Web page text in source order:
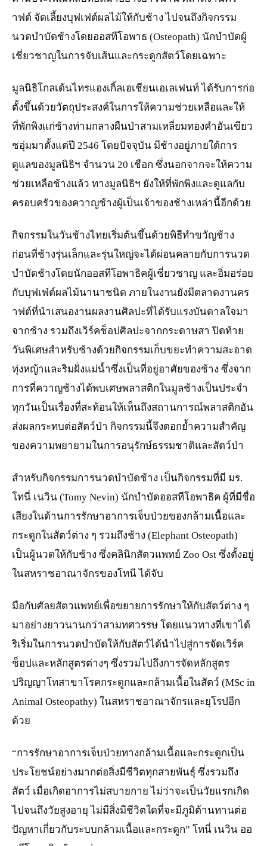
าฟต์ จัดเลี้ยงบุฟเฟต์ผลไม้ให้กับช้าง ไปจนถึงกิจกรรม
นวดบำบัดช้างโดยออสทีโอพาธ (Osteopath) นักบำบัดผู้
เชี่ยวชาญในการจับเส้นและกระดูกสัตว์โดยเฉพาะ
มูลนิธิโกลเด้นไทรแองเกิ้ลเอเชียนเอเลเฟนท์ ได้รับการก่อ
ตั้งขึ้นด้วยวัตถุประสงค์ในการให้ความช่วยเหลือและให้
ที่พักพิงแก่ช้างท่ามกลางผืนป่าสามเหลี่ยมทองคำอันเขียว
ชอุ่มมาตั้งแต่ปี 2546 โดยปัจจุบัน มีช้างอยู่ภายใต้การ
ดูแลของมูลนิธิฯ จำนวน 20 เชือก ซึ่งนอกจากจะให้ความ
ช่วยเหลือช้างแล้ว ทางมูลนิธิฯ ยังให้ที่พักพิงและดูแลกับ
ครอบครัวของควาญช้างผู้เป็นเจ้าของช้างเหล่านี้อีกด้วย
กิจกรรมในวันช้างไทยเริ่มต้นขึ้นด้วยพิธีทำขวัญช้าง
ก่อนที่ช้างรุ่นเล็กและรุ่นใหญ่จะได้ผ่อนคลายกับการนวด
บำบัดช้างโดยนักออสทีโอพาธิคผู้เชี่ยวชาญ และอิ่มอร่อย
กับบุฟเฟ่ต์ผลไม้นานาชนิด ภายในงานยังมีตลาดงานคร
าฟต์ที่นำเสนองานผลงานศิลปะที่ได้รับแรงบันดาลใจมา
จากช้าง รวมถึงเวิร์คช็อปศิลปะจากกระดาษสา ปิดท้าย
วันพิเศษสำหรับช้างด้วยกิจกรรมเก็บขยะทำความสะอาด
ทุ่งหญ้าและริมฝั่งแม่น้ำซึ่งเป็นที่อยู่อาศัยของช้าง ซึ่งจาก
การที่ควาญช้างได้พบเศษพลาสติกในมูลช้างเป็นประจำ
ทุกวันเป็นเรื่องที่สะท้อนให้เห็นถึงสถานการณ์พลาสติกอัน
ส่งผลกระทบต่อสัตว์ป่า กิจกรรมนี้จึงตอกย้ำความสำคัญ
ของความพยายามในการอนุรักษ์ธรรมชาติและสัตว์ป่า
สำหรับกิจกรรมการนวดบำบัดช้าง เป็นกิจกรรมที่มี มร.
โทนี่ เนวิน (Tomy Nevin) นักบำบัดออสทีโอพาธิค ผู้ที่มีชื่อ
เสียงในด้านการรักษาอาการเจ็บป่วยของกล้ามเนื้อและ
กระดูกในสัตว์ต่าง ๆ รวมถึงช้าง (Elephant Osteopath)
เป็นผู้นวดให้กับช้าง ซึ่งคลินิกสัตวแพทย์ Zoo Ost ซึ่งตั้งอยู่
ในสหราชอาณาจักรของโทนี ได้จับ
มือกับศัลยสัตวแพทย์เพื่อขยายการรักษาให้กับสัตว์ต่าง ๆ
มาอย่างยาวนานกว่าสามทศวรรษ โดยแนวทางที่เขาได้
ริเริ่มในการนวดบำบัดให้กับสัตว์ได้นำไปสู่การจัดเวิร์ค
ช็อปและหลักสูตรต่างๆ ซึ่งรวมไปถึงการจัดหลักสูตร
ปริญญาโทสาขาโรคกระดูกและกล้ามเนื้อในสัตว์ (MSc in
Animal Osteopathy) ในสหราชอาณาจักรและยุโรปอีก
ด้วย
“การรักษาอาการเจ็บป่วยทางกล้ามเนื้อและกระดูกเป็น
ประโยชน์อย่างมากต่อสิ่งมีชีวิตทุกสายพันธุ์ ซึ่งรวมถึง
สัตว์ เมื่อเกิดอาการไม่สบายกาย ไม่ว่าจะเป็นวัยแรกเกิด
ไปจนถึงวัยสูงอายุ ไม่มีสิ่งมีชีวิตใดที่จะมีภูมิต้านทานต่อ
ปัญหาเกี่ยวกับระบบกล้ามเนื้อและกระดูก” โทนี่ เนวิน ออ